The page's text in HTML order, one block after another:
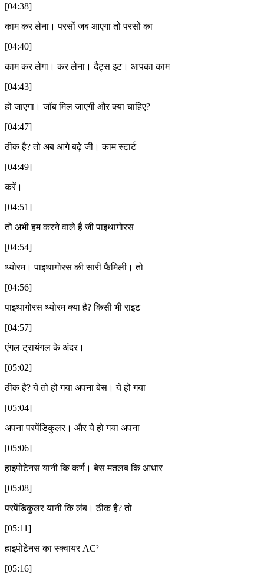
[04:38]
काम कर लेना। परसों जब आएगा तो परसों का
[04:40]
काम कर लेगा। कर लेना। दैट्स इट। आपका काम
[04:43]
हो जाएगा। जॉब मिल जाएगी और क्या चाहिए?
[04:47]
ठीक है? तो अब आगे बढ़े जी। काम स्टार्ट
[04:49]
करें।
[04:51]
तो अभी हम करने वाले हैं जी पाइथागोरस
[04:54]
थ्योरम। पाइथागोरस की सारी फैमिली। तो
[04:56]
पाइथागोरस थ्योरम क्या है? किसी भी राइट
[04:57]
एंगल ट्रायंगल के अंदर।
[05:02]
ठीक है? ये तो हो गया अपना बेस। ये हो गया
[05:04]
अपना परपेंडिकुलर। और ये हो गया अपना
[05:06]
हाइपोटेनस यानी कि कर्ण। बेस मतलब कि आधार
[05:08]
परपेंडिकुलर यानी कि लंब। ठीक है? तो
[05:11]
हाइपोटेनस का स्क्वायर AC²
[05:16]